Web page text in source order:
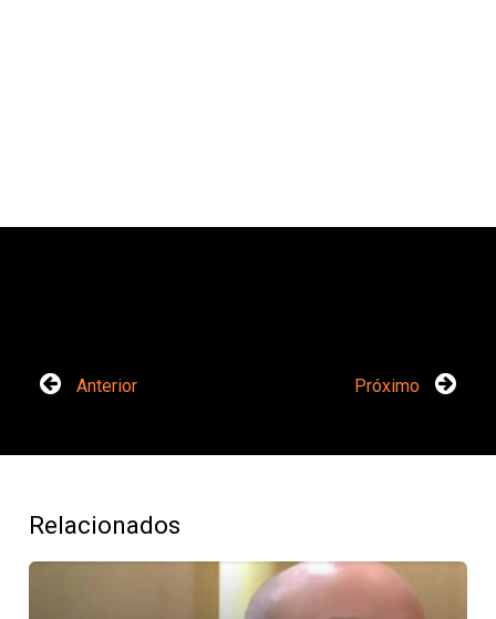
Anterior Próximo
Relacionados